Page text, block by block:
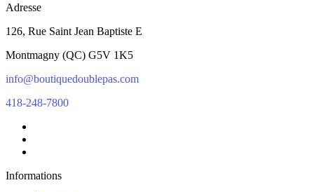
Adresse
126, Rue Saint Jean Baptiste E
Montmagny (QC) G5V 1K5
info@boutiquedoublepas.com
418-248-7800
Informations